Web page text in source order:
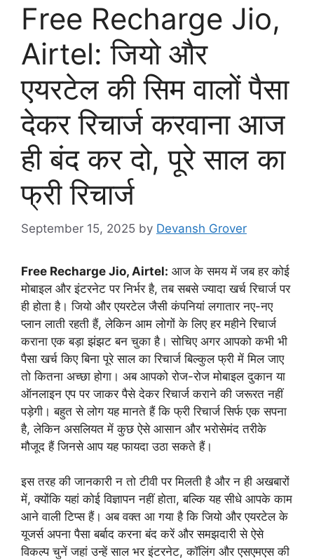
Free Recharge Jio,
Airtel: जियो और
एयरटेल की सिम वालों पैसा
देकर रिचार्ज करवाना आज
ही बंद कर दो, पूरे साल का
फ्री रिचार्ज
September 15, 2025 by Devansh Grover
Free Recharge Jio, Airtel: आज के समय में जब हर कोई
मोबाइल और इंटरनेट पर निर्भर है, तब सबसे ज्यादा खर्च रिचार्ज पर
ही होता है। जियो और एयरटेल जैसी कंपनियां लगातार नए-नए
प्लान लाती रहती हैं, लेकिन आम लोगों के लिए हर महीने रिचार्ज
कराना एक बड़ा झंझट बन चुका है। सोचिए अगर आपको कभी भी
पैसा खर्च किए बिना पूरे साल का रिचार्ज बिल्कुल फ्री में मिल जाए
तो कितना अच्छा होगा। अब आपको रोज-रोज मोबाइल दुकान या
ऑनलाइन एप पर जाकर पैसे देकर रिचार्ज कराने की जरूरत नहीं
पड़ेगी। बहुत से लोग यह मानते हैं कि फ्री रिचार्ज सिर्फ एक सपना
है, लेकिन असलियत में कुछ ऐसे आसान और भरोसेमंद तरीके
मौजूद हैं जिनसे आप यह फायदा उठा सकते हैं।
इस तरह की जानकारी न तो टीवी पर मिलती है और न ही अखबारों
में, क्योंकि यहां कोई विज्ञापन नहीं होता, बल्कि यह सीधे आपके काम
आने वाली टिप्स हैं। अब वक्त आ गया है कि जियो और एयरटेल के
यूजर्स अपना पैसा बर्बाद करना बंद करें और समझदारी से ऐसे
विकल्प चुनें जहां उन्हें साल भर इंटरनेट, कॉलिंग और एसएमएस की